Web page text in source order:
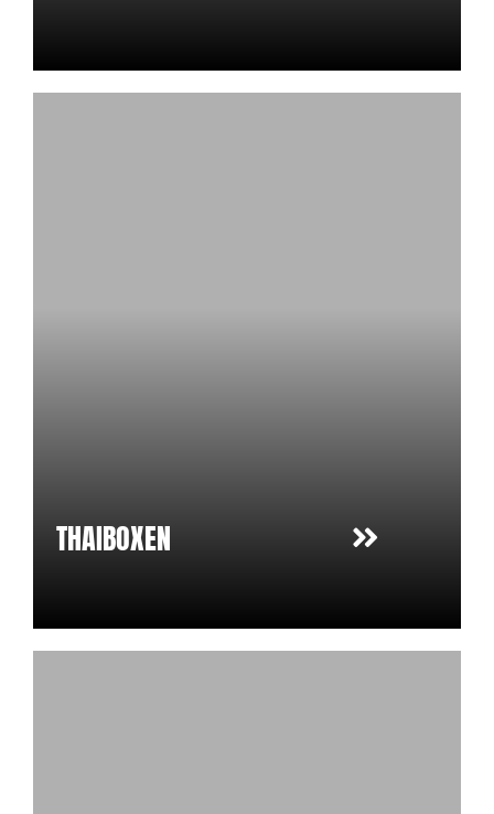
THAIBOXEN